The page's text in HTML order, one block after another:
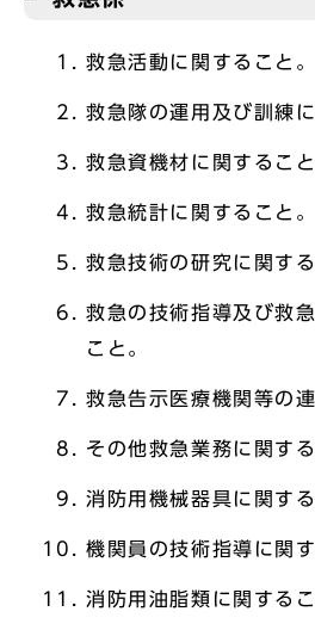
救急活動に関すること。
救急隊の運用及び訓練
救急資機材に関すること
救急統計に関すること。
救急技術の研究に関する
救急の技術指導及び救
こと。
救急告示医療機関等の
その他救急業務に関する
消防用機械器具に関する
機関員の技術指導に関す
消防用油脂類に関するこ